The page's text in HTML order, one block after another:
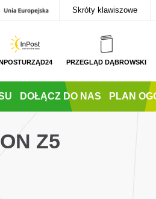
Skróty klawiszowe
PRZEGLĄD DĄBROWSKI
DOŁĄCZ DO NAS PLAN
Z5